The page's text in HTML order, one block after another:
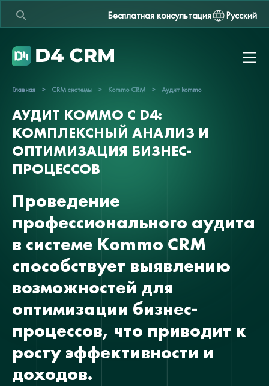
Бесплатная консультация Русский
Главная > CRM системы > Kommo CRM > Аудит kommo
АУДИТ KOMMO С D4:
КОМПЛЕКСНЫЙ АНАЛИЗ И
ОПТИМИЗАЦИЯ БИЗНЕС-
ПРОЦЕССОВ
Проведение
профессионального аудита
в системе Kommo CRM
способствует выявлению
возможностей для
оптимизации бизнес-
процессов, что приводит к
росту эффективности и
доходов.